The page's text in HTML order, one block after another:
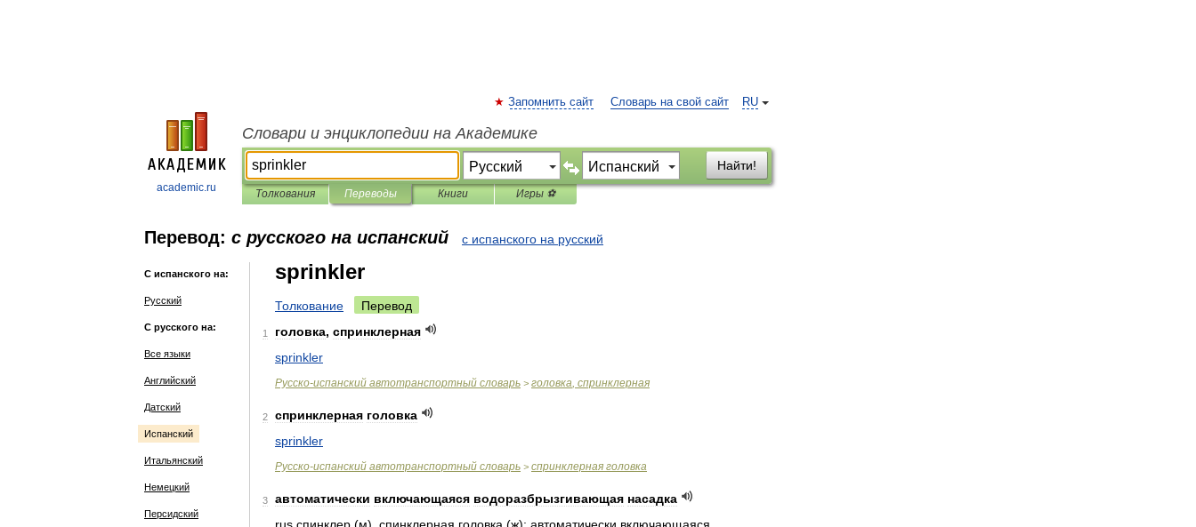
academic.ru
RU
Запомнить сайт Словарь на свой сайт
Словари и энциклопедии на Академике
Найти!
Толкования Переводы Книги Игры ⚽
Перевод: с русского на испанский с испанского на русский
С испанского на:
Русский
С русского на:
Все языки
Английский
Датский
Испанский
Итальянский
Немецкий
Персидский
sprinkler
Толкование Перевод
1 головка, спринклерная
sprinkler
Русско-испанский автотранспортный словарь > головка, спринклерная
2 спринклерная головка
sprinkler
Русско-испанский автотранспортный словарь > спринклерная головка
3 автоматически включающаяся водоразбрызгивающая насадка